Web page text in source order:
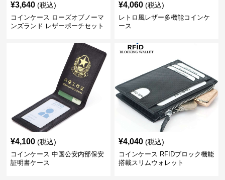
¥3,640 (税込)
コインケース ローズオブノーマ
ンズランド レザーポーチセット
¥4,060 (税込)
レトロ風レザー多機能コインケ
ース
¥4,100 (税込)
コインケース 中国公安内部保安
証明書ケース
¥4,040 (税込)
コインケース RFIDブロック機能
搭載スリムウォレット